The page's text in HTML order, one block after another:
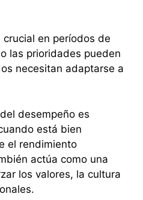
en períodos de
las prioridades pueden
necesitan adaptarse a
desempeño es
está bien
el rendimiento
actúa como una
los valores, la cultura